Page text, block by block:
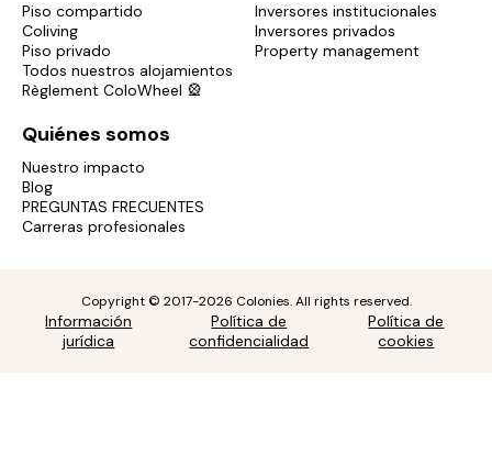
Piso compartido
Coliving
Piso privado
Todos nuestros alojamientos
Règlement ColoWheel 🎡
Inversores institucionales
Inversores privados
Property management
Quiénes somos
Nuestro impacto
Blog
PREGUNTAS FRECUENTES
Carreras profesionales
Copyright © 2017-2026 Colonies. All rights reserved.
Información
jurídica
Política de
confidencialidad
Política de
cookies